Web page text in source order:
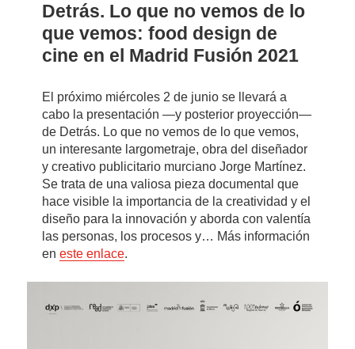
Detrás. Lo que no vemos de lo
que vemos: food design de
cine en el Madrid Fusión 2021
El próximo miércoles 2 de junio se llevará a
cabo la presentación —y posterior proyección—
de Detrás. Lo que no vemos de lo que vemos,
un interesante largometraje, obra del diseñador
y creativo publicitario murciano Jorge Martínez.
Se trata de una valiosa pieza documental que
hace visible la importancia de la creatividad y el
diseño para la innovación y aborda con valentía
las personas, los procesos y… Más información
eneste enlace.